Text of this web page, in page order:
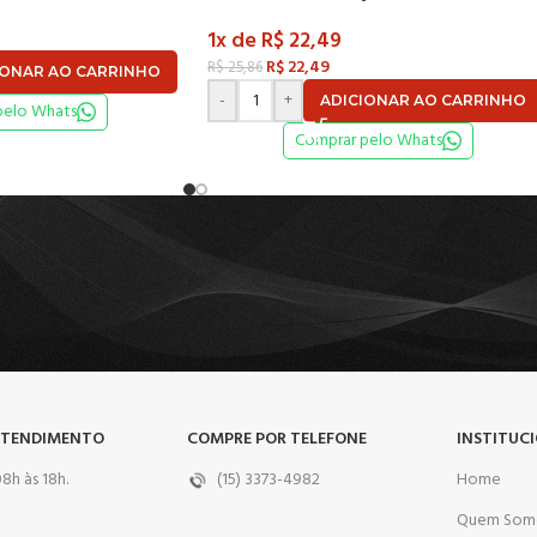
AO CARRINHO
Whats
1x deR$22,49
R$25,86 R$22,49
-
+ ADICIONAR AO CARRINHO
Comprar pelo Whats
às 18h.
COMPRE POR TELEFONE
(15) 3373-4982
Home
Quem